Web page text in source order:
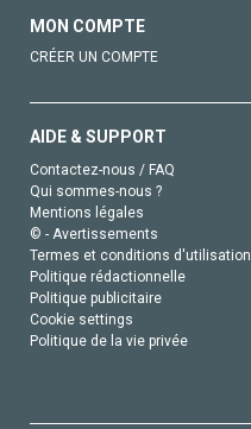
MON COMPTE
CRÉER UN COMPTE
AIDE & SUPPORT
Contactez-nous / FAQ
Qui sommes-nous ?
Mentions légales
© - Avertissements
Termes et conditions d'utilisation
Politique rédactionnelle
Politique publicitaire
Cookie settings
Politique de la vie privée